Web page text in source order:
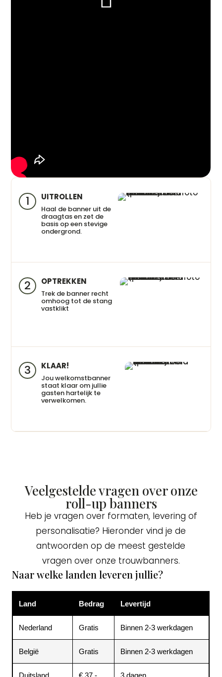
1 UITROLLEN
Haal de banner uit de
draagtas en zet de
basis op een stevige
ondergrond.
2 OPTREKKEN
Trek de banner recht
omhoog tot de stang
vastklikt
3 KLAAR!
Jou welkomstbanner
staat klaar om jullie
gasten hartelijk te
verwelkomen.
Veelgestelde vragen over onze
roll-up banners
Heb je vragen over formaten, levering of
personalisatie? Hieronder vind je de
antwoorden op de meest gestelde
vragen over onze trouwbanners.
Naar welke landen leveren jullie?
Land Bedrag Levertijd
Nederland Gratis Binnen 2-3 werkdagen
België Gratis Binnen 2-3 werkdagen
Duitsland € 37,- 3 dagen